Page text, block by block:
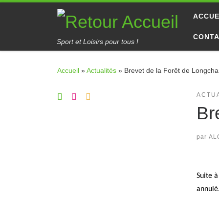
Passer au contenu
Sport et Loisirs pour tous !
Accueil »Actualités » Brevet de la Forêt de
par
Suite